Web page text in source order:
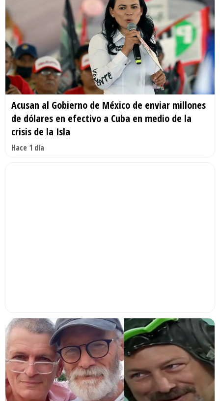
Acusan al Gobierno de México de enviar millones
de dólares en efectivo a Cuba en medio de la
crisis de la Isla
Hace 1 día